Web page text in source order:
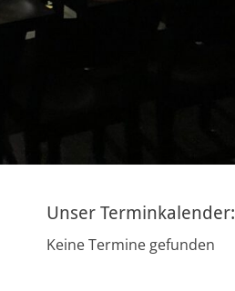
Unser Terminkalender:
Keine Termine gefunden